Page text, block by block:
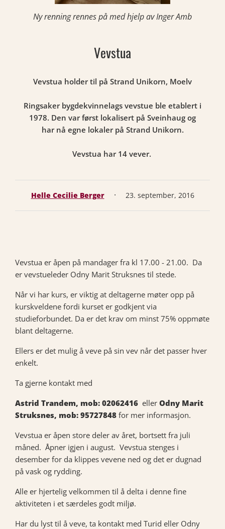
Ny renning rennes på med hjelp av Inger Amb
Vevstua
Vevstua holder til på Strand Unikorn, Moelv
Ringsaker bygdekvinnelags vevstue ble etablert i
1978. Den var først lokalisert på Sveinhaug og
har nå egne lokaler på Strand Unikorn.
Vevstua har 14 vever.
Helle Cecilie Berger · 23. september, 2016
Vevstua er åpen på mandager fra kl 17.00 - 21.00. Da
er vevstueleder Odny Marit Struksnes til stede.
Når vi har kurs, er viktig at deltagerne møter opp på
kurskveldene fordi kurset er godkjent via
studieforbundet. Da er det krav om minst 75% oppmøte
blant deltagerne.
Ellers er det mulig å veve på sin vev når det passer hver
enkelt.
Ta gjerne kontakt med
Astrid Trandem, mob: 02062416 eller Odny Marit
Struksnes, mob: 95727848 for mer informasjon.
Vevstua er åpen store deler av året, bortsett fra juli
måned. Åpner igjen i august. Vevstua stenges i
desember for da klippes vevene ned og det er dugnad
på vask og rydding.
Alle er hjertelig velkommen til å delta i denne fine
aktiviteten i et særdeles godt miljø.
Har du lyst til å veve, ta kontakt med Turid eller Odny